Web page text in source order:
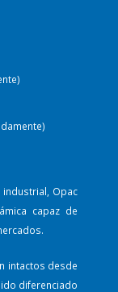
Opac
capaz de
intactos desde
diferenciado